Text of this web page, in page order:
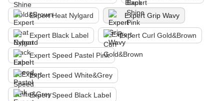
Expert Heat Nylgard Expert Grip Wavy
Expert Black Label Expert Curl Gold&Brown
Expert Speed Pastel Pink
Expert Speed White&Grey
Expert Speed Black Label